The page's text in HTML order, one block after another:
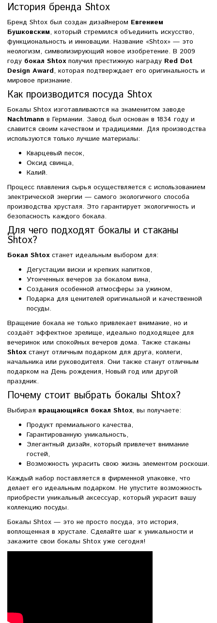
История бренда Shtox
Бренд Shtox был создан дизайнером Евгением
Бушковским, который стремился объединить искусство,
функциональность и инновации. Название «Shtox» — это
неологизм, символизирующий новое изобретение. В 2009
году бокал Shtoxполучил престижную награду Red Dot
Design Award, которая подтверждает его оригинальность и
мировое признание.
Как производится посуда Shtox
Бокалы Shtox изготавливаются на знаменитом заводе
Nachtmann в Германии. Завод был основан в 1834 году и
славится своим качеством и традициями. Для производства
используются только лучшие материалы:
Кварцевый песок,
Оксид свинца,
Калий.
Процесс плавления сырья осуществляется с использованием
электрической энергии — самого экологичного способа
производства хрусталя. Это гарантирует экологичность и
безопасность каждого бокала.
Для чего подходят бокалы и стаканы
Shtox?
Бокал Shtoxстанет идеальным выбором для:
Дегустации виски и крепких напитков,
Утонченных вечеров за бокалом вина,
Создания особенной атмосферы за ужином,
Подарка для ценителей оригинальной и качественной
посуды.
Вращение бокала не только привлекает внимание, но и
создаёт эффектное зрелище, идеально подходящее для
вечеринок или спокойных вечеров дома. Также стаканы
Shtoxстанут отличным подарком для друга, коллеги,
начальника или руководителя. Они также станут отличным
подарком на День рождения, Новый год или другой
праздник.
Почему стоит выбрать бокалы Shtox?
Выбирая вращающийся бокал Shtox, вы получаете:
Продукт премиального качества,
Гарантированную уникальность,
Элегантный дизайн, который привлечет внимание
гостей,
Возможность украсить свою жизнь элементом роскоши.
Каждый набор поставляется в фирменной упаковке, что
делает его идеальным подарком. Не упустите возможность
приобрести уникальный аксессуар, который украсит вашу
коллекцию посуды.
Бокалы Shtox — это не просто посуда, это история,
воплощенная в хрустале. Сделайте шаг к уникальности и
закажите свои бокалы Shtox уже сегодня!